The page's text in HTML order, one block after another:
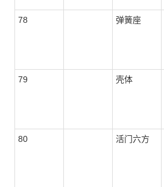
78 弹簧座
79 壳体
80 活门六方